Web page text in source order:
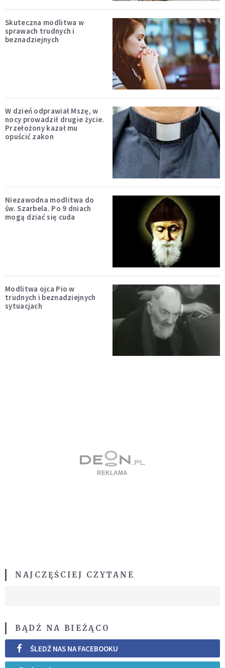
Skuteczna modlitwa w
sprawach trudnych i
beznadziejnych
W dzień odprawiał Mszę, w
nocy prowadził drugie życie.
Przełożony kazał mu
opuścić zakon
Niezawodna modlitwa do
św. Szarbela. Po 9 dniach
mogą dziać się cuda
Modlitwa ojca Pio w
trudnych i beznadziejnych
sytuacjach
NAJCZĘŚCIEJ CZYTANE
BĄDŹ NA BIEŻĄCO
ŚLEDŹ NAS NA FACEBOOKU